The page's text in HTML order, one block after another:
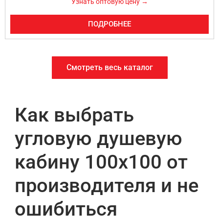
Узнать оптовую цену →
ПОДРОБНЕЕ
Смотреть весь каталог
Как выбрать
угловую душевую
кабину 100х100 от
производителя и не
ошибиться